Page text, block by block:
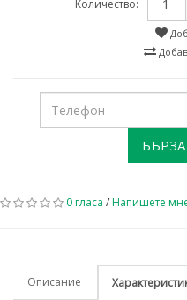
Количество:
0 гласа /Напишете
Описание